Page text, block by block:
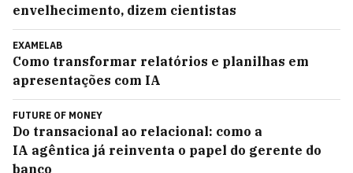
envelhecimento, dizem cientistas
EXAMELAB
Como transformar relatórios e planilhas em
apresentações com IA
FUTURE OF MONEY
Do transacional ao relacional: como a
IA agêntica já reinventa o papel do gerente do
banco